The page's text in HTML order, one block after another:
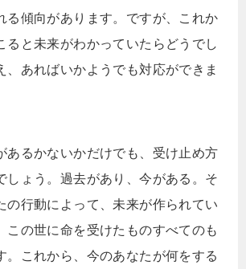
る傾向があります。ですが、これか
ると未来がわかっていたらどうでし
、あればいかようでも対応ができま
あるかないかだけでも、受け止め方
しょう。過去があり、今がある。そ
の行動によって、未来が作られてい
この世に命を受けたものすべてのも
。これから、今のあなたが何をする